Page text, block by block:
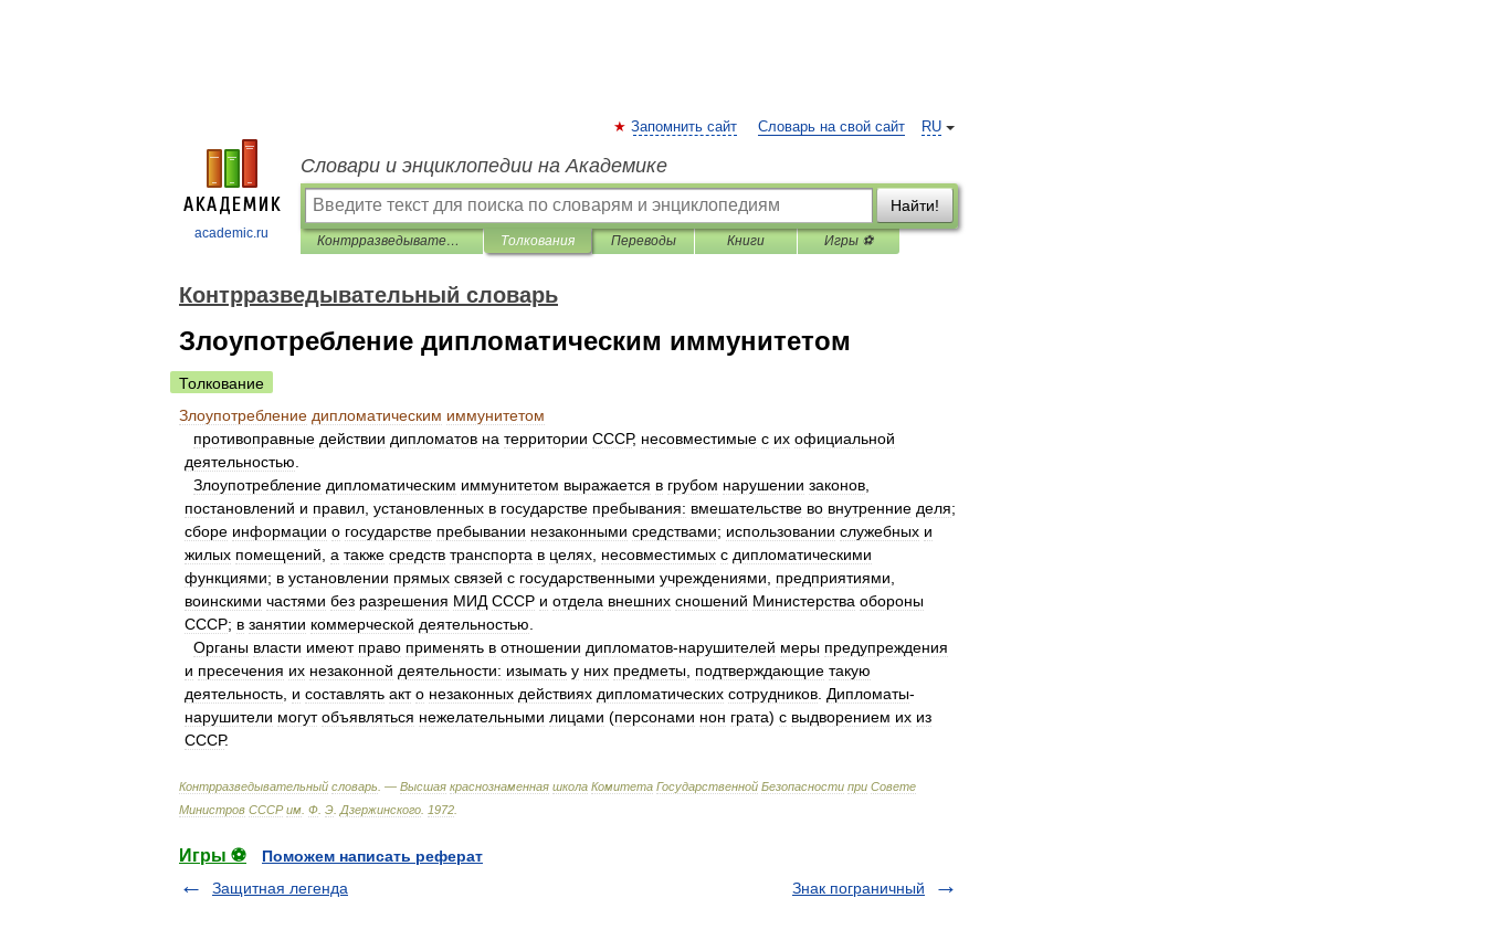
academic.ru
RU
Запомнить сайт Словарь на свой сайт
Словари и энциклопедии на Академике
Найти!
Контрразведывательный словарь Толкования Переводы Книги Игры ⚽
Контрразведывательный словарь
Злоупотребление дипломатическим иммунитетом
Толкование
Злоупотребление дипломатическим иммунитетом
противоправные действии дипломатов на территории СССР, несовместимые с их официальной
деятельностью
Злоупотребление дипломатическим иммунитетом выражается в грубом нарушении законов
постановлений и правил установленных в государстве пребывания: вмешательстве во внутренние деля;
сборе информации о государстве пребывании незаконными средствами; использовании служебных и
жилых помещений а также средств транспорта в целях несовместимых с дипломатическими
функциями; в установлении прямых связей с государственными учреждениями предприятиями
воинскими частями без разрешения МИД СССР и отдела внешних сношений Министерства обороны
СССР; в занятии коммерческой деятельностью
Органы власти имеют право применять в отношении дипломатов-нарушителей меры предупреждения
и пресечения их незаконной деятельности: изымать у них предметы подтверждающие такую
деятельность и составлять акт о незаконных действиях дипломатических сотрудников Дипломаты-
нарушители могут объявляться нежелательными лицами (персонами нон грата) с выдворением их из
СССР.
Контрразведывательный словарь . — Высшая краснознаменная школа Комитета Государственной Безопасности при Совете
Министров СССР им Ф Э Дзержинского 1972
Игры ⚽
Поможем написать реферат
Защитная легенда
Знак пограничный